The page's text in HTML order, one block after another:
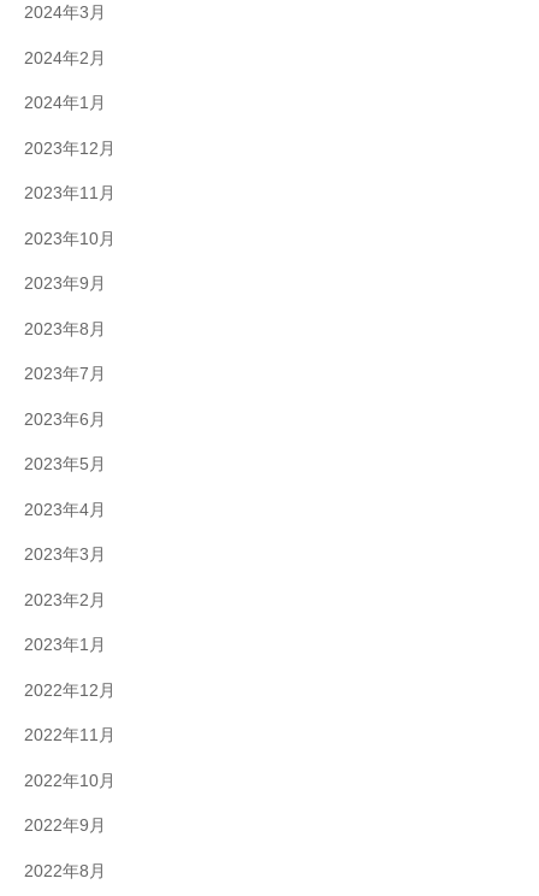
2024年3月
2024年2月
2024年1月
2023年12月
2023年11月
2023年10月
2023年9月
2023年8月
2023年7月
2023年6月
2023年5月
2023年4月
2023年3月
2023年2月
2023年1月
2022年12月
2022年11月
2022年10月
2022年9月
2022年8月